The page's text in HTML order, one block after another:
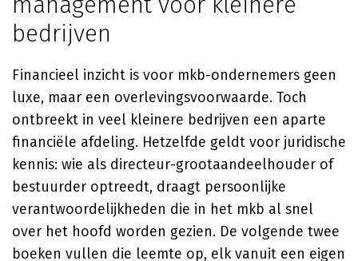
bedrijven
Financieel inzicht is voor mkb-ondernemers geen
luxe, maar een overlevingsvoorwaarde. Toch
ontbreekt in veel kleinere bedrijven een aparte
financiële afdeling. Hetzelfde geldt voor juridische
kennis: wie als directeur-grootaandeelhouder of
bestuurder optreedt, draagt persoonlijke
verantwoordelijkheden die in het mkb al snel
over het hoofd worden gezien. De volgende twee
boeken vullen die leemte op, elk vanuit een eigen